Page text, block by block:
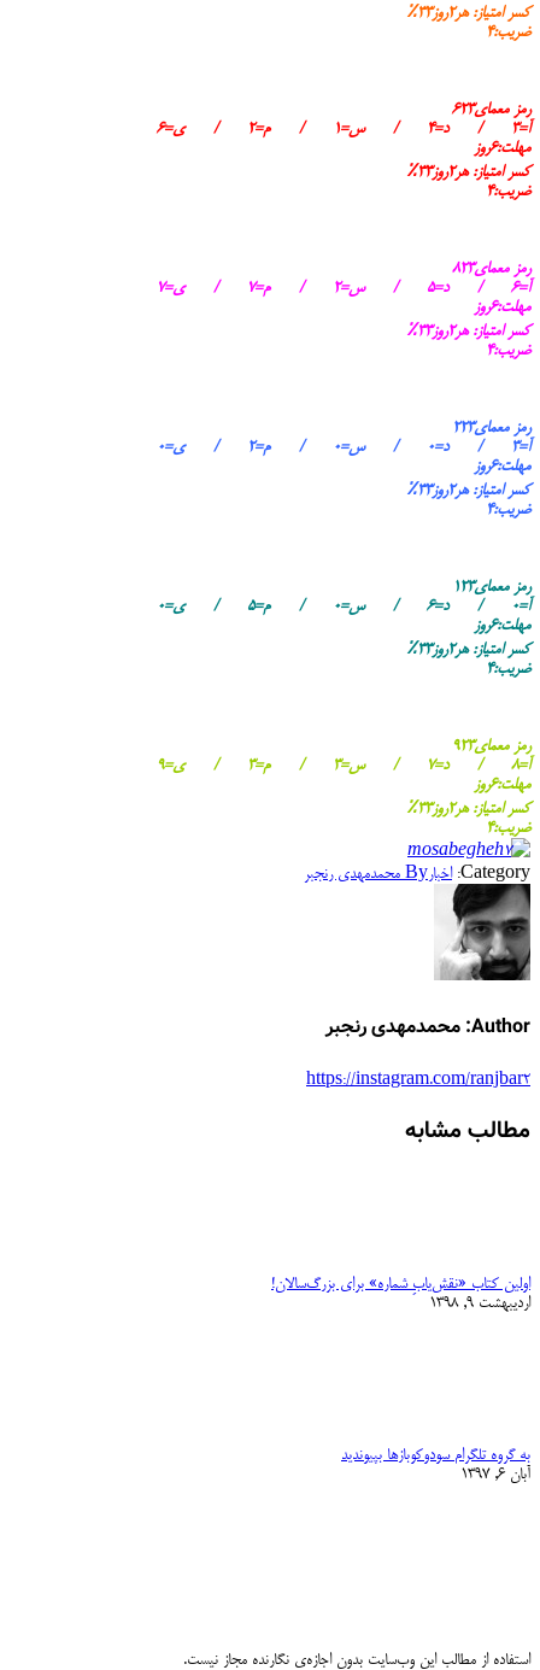
کسر امتیاز: هر۲روز۳۳٪
ضریب:۴
رمز معمای۶۲۳
آ=۳ / د=۴ / س=۱ / م=۲ / ی=۶
مهلت:۶روز
کسر امتیاز: هر۲روز۳۳٪
ضریب:۴
رمز معمای۸۲۳
آ=۶ / د=۵ / س=۲ / م=۷ / ی=۷
مهلت:۶روز
کسر امتیاز: هر۲روز۳۳٪
ضریب:۴
رمز معمای۲۲۳
آ=۳ / د=۰ / س=۰ / م=۲ / ی=۰
مهلت:۶روز
کسر امتیاز: هر۲روز۳۳٪
ضریب:۴
رمز معمای۱۲۳
آ=۰ / د=۶ / س=۰ / م=۵ / ی=۰
مهلت:۶روز
کسر امتیاز: هر۲روز۳۳٪
ضریب:۴
رمز معمای۹۲۳
آ=۸ / د=۷ / س=۳ / م=۳ / ی=۹
مهلت:۶روز
کسر امتیاز: هر۲روز۳۳٪
ضریب:۴
Category: اخبارBy محمدمهدی رنجبر
Author: محمدمهدی رنجبر
https://instagram.com/ranjbar2
مطالب مشابه
اولین کتاب «نقش‌یابِ شماره» برای بزرگ‌سالان!
اردیبهشت 9, 1398
به گروه تلگرام سودوکوبازها بپیوندید
آبان 6, 1397
استفاده از مطالب این وب‌سایت بدون اجازه‌ی نگارنده مجاز نیست.